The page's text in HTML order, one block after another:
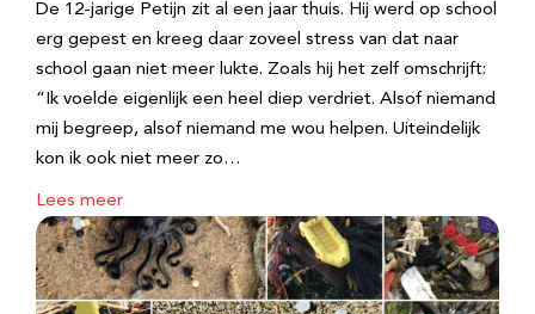
De 12-jarige Petijn zit al een jaar thuis. Hij werd op school
erg gepest en kreeg daar zoveel stress van dat naar
school gaan niet meer lukte. Zoals hij het zelf omschrijft:
“Ik voelde eigenlijk een heel diep verdriet. Alsof niemand
mij begreep, alsof niemand me wou helpen. Uiteindelijk
kon ik ook niet meer zo…
Lees meer